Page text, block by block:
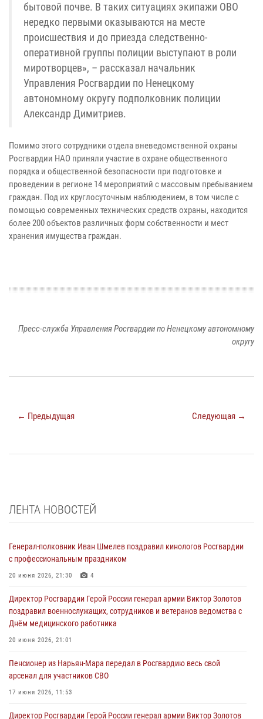
бытовой почве. В таких ситуациях экипажи ОВО
нередко первыми оказываются на месте
происшествия и до приезда следственно-
оперативной группы полиции выступают в роли
миротворцев», – рассказал начальник
Управления Росгвардии по Ненецкому
автономному округу подполковник полиции
Александр Димитриев.
Помимо этого сотрудники отдела вневедомственной охраны
Росгвардии НАО приняли участие в охране общественного
порядка и общественной безопасности при подготовке и
проведении в регионе 14 мероприятий с массовым пребыванием
граждан. Под их круглосуточным наблюдением, в том числе с
помощью современных технических средств охраны, находится
более 200 объектов различных форм собственности и мест
хранения имущества граждан.
Пресс-служба Управления Росгвардии по Ненецкому автономному
округу
← Предыдущая Следующая →
ЛЕНТА НОВОСТЕЙ
Генерал-полковник Иван Шмелев поздравил кинологов Росгвардии
с профессиональным праздником
20 июня 2026, 21:30 4
Директор Росгвардии Герой России генерал армии Виктор Золотов
поздравил военнослужащих, сотрудников и ветеранов ведомства с
Днём медицинского работника
20 июня 2026, 21:01
Пенсионер из Нарьян-Мара передал в Росгвардию весь свой
арсенал для участников СВО
17 июня 2026, 11:53
Директор Росгвардии Герой России генерал армии Виктор Золотов